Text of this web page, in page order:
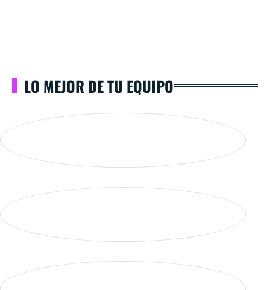
LO MEJOR DE TU EQUIPO